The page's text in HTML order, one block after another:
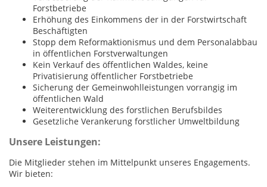
Forstbetriebe
Erhöhung des Einkommens der in der Forstwirtschaft
Beschäftigten
Stopp dem Reformaktionismus und dem Personalabbau
in öffentlichen Forstverwaltungen
Kein Verkauf des öffentlichen Waldes, keine
Privatisierung öffentlicher Forstbetriebe
Sicherung der Gemeinwohlleistungen vorrangig im
öffentlichen Wald
Weiterentwicklung des forstlichen Berufsbildes
Gesetzliche Verankerung forstlicher Umweltbildung
Unsere Leistungen:
Die Mitglieder stehen im Mittelpunkt unseres Engagements.
Wir bieten: